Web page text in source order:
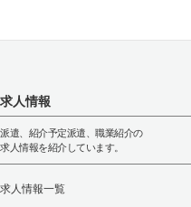
求人情報
派遣、紹介予定派遣、職業紹介の
求人情報を紹介しています。
求人情報一覧